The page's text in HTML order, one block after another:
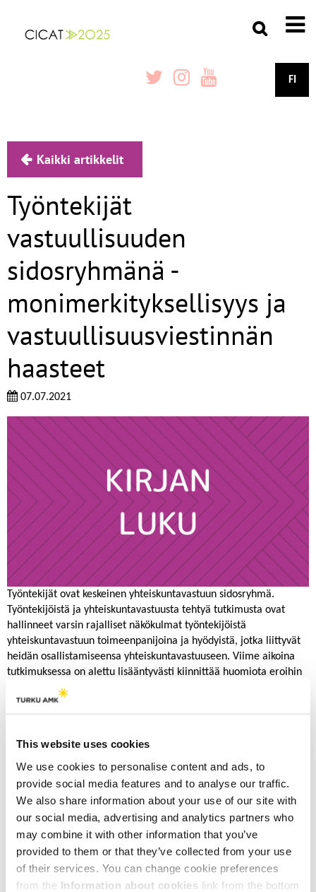
This website uses cookies
We use cookies to personalise content and ads, to
provide social media features and to analyse our traffic.
We also share information about your use of our site with
our social media, advertising and analytics partners who
may combine it with other information that you’ve
provided to them or that they’ve collected from your use
of their services. You can change cookie preferences
from the Information about cookies link from the bottom
FI
Kaikki artikkelit
Työntekijät
vastuullisuuden
sidosryhmänä -
monimerkityksellisyys ja
vastuullisuusviestinnän
haasteet
07.07.2021
Työntekijät ovat keskeinen yhteiskuntavastuun sidosryhmä.
Työntekijöistä ja yhteiskuntavastuusta tehtyä tutkimusta ovat
hallinneet varsin rajalliset näkökulmat työntekijöistä
yhteiskuntavastuun toimeenpanijoina ja hyödyistä, jotka liittyvät
heidän osallistamiseensa yhteiskuntavastuuseen. Viime aikoina
tutkimuksessa on alettu lisääntyvästi kiinnittää huomiota eroihin
työntekijöiden näkemyksissä ja käsityksissä yhteiskuntavastuusta.
Yhteiskuntavastuu on työntekijöiden näkökulmasta hyvin
moniulotteinen ja monimerkityksinen ilmiö. Käymme tässä
vallinneisiin tutkimussuuntiin ja pohdimme sitä, millaisia
vaatimuksia ilmiön monimerkityksisyys työntekijöiden
keskuudessa asettaa organisaatioiden vastuullisuusviestinnälle.
Tekijät:Tiina Onkila, Marileena Mäkelä & Bhavesh Sarna,
Jyväskylän yliopisto
Julkaistu: Vastuullinen viestintä
Tulosten mahdolliset hyödyntäjät:Yritykset